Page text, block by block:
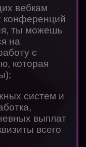
вебкам
конференций
ты можешь
на
с
которая
систем и
выплат
всего